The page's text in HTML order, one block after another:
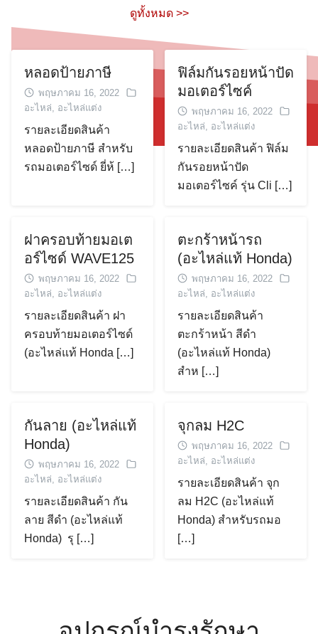
ดูทั้งหมด >>
หลอดป้ายภาษี
พฤษภาคม 16, 2022
อะไหล่, อะไหล่แต่ง
รายละเอียดสินค้า
หลอดป้ายภาษี สำหรับ
รถมอเตอร์ไซด์ ยี่ห้ […]
ฟิล์มกันรอยหน้าปัด
มอเตอร์ไซค์
พฤษภาคม 16, 2022
อะไหล่, อะไหล่แต่ง
รายละเอียดสินค้า ฟิล์ม
กันรอยหน้าปัด
มอเตอร์ไซค์ รุ่น Cli […]
ฝาครอบท้ายมอเต
อร์ไซด์ WAVE125
พฤษภาคม 16, 2022
อะไหล่
อะไหล่แต่ง
รายละเอียดสินค้า ฝา
ครอบท้ายมอเตอร์ไซด์
(อะไหล่แท้ Honda […]
ตะกร้าหน้ารถ
(อะไหล่แท้ Honda)
พฤษภาคม 16, 2022
อะไหล่
อะไหล่แต่ง
รายละเอียดสินค้า
ตะกร้าหน้า สีดำ
(อะไหล่แท้ Honda)
สำห […]
กันลาย (อะไหล่แท้
Honda)
พฤษภาคม 16, 2022
อะไหล่
อะไหล่แต่ง
รายละเอียดสินค้า กัน
ลาย สีดำ (อะไหล่แท้
Honda) รุ […]
จุกลม H2C
พฤษภาคม 16, 2022
อะไหล่
อะไหล่แต่ง
รายละเอียดสินค้า จุก
ลม H2C (อะไหล่แท้
Honda) สำหรับรถมอ
[…]